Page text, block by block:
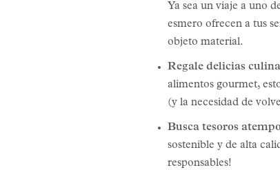
Ya sea un viaje a uno
esmero ofrecen a tus
objeto material.
Regale delicias
alimentos gourmet,
(y la necesidad de
Busca tesoros
sostenible y de alta
responsables!